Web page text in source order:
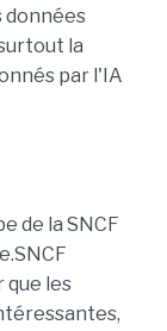
données
la
par l'IA
de la SNCF
que les